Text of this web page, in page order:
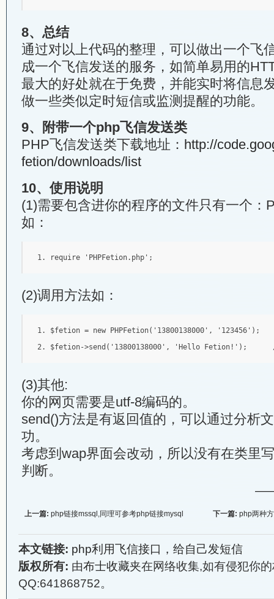
8、总结
通过对以上代码的整理，可以做出一个飞
成一个飞信发送的服务，如简单易用的
最大的好处就在于免费，并能实时将信息
做一些类似定时短信或监测提醒的功能。
9、附带一个php飞信发送类
PHP飞信发送类下载地址： http://
fetion/downloads/list
10、使用说明
(1)需要包含进你的程序的文件只有一个：
如：
require 'PHPFetion.php' ;
(2)调用方法如：
$fetion = new PHPFetion( '13800138000' , '123456' );
$fetion->send ( '13800138000' , 'Hello Fetion!' );
(3)其他:
你的网页需要是utf-8编码的。
send()方法是有返回值的，可以通过分析
功。
考虑到wap界面会改动，所以没有在类里
判断。
——
上一篇: php链接mssql,同理可参考php链接mysql 下一篇: php两种
本文链接: php利用飞信接口，给自己发短信
版权所有: 由布士收藏夹在网络收集,如有侵犯你
QQ:641868752。